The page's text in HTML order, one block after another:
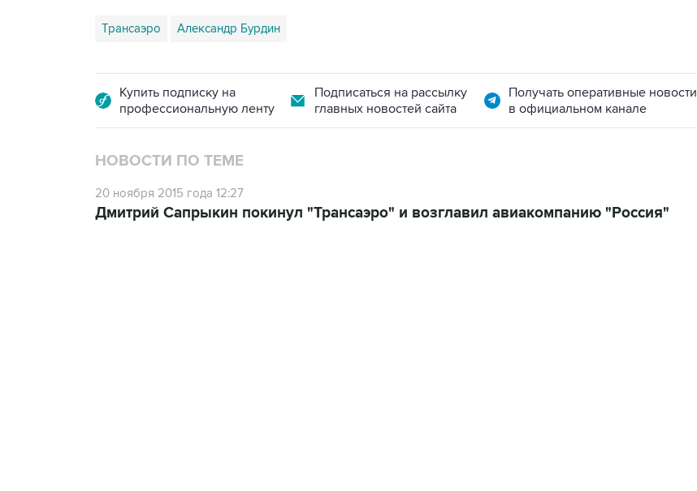
Трансаэро Александр Бурдин
Купить подписку на
профессиональную ленту
Подписаться на рассылку
главных новостей сайта
Получать оперативные новости
в официальном канале
НОВОСТИ ПО ТЕМЕ
20 ноября 2015 года 12:27
Дмитрий Сапрыкин покинул "Трансаэро" и возглавил авиакомпанию "Россия"